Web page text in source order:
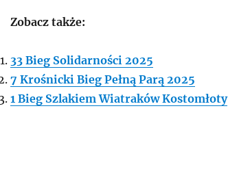
Zobacz także:
33 Bieg Solidarności 2025
7 Krośnicki Bieg Pełną Parą 2025
1 Bieg Szlakiem Wiatraków Kostomłoty